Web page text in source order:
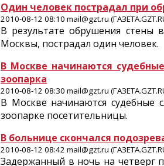
Один человек пострадал при
2010-08-12 08:10 mail@gzt.ru
В результате обрушения стены
Москвы, пострадал один человек.
В Москве начинаются
зоопарка
2010-08-12 08:30 mail@gzt.ru
В Москве начинаются судебные
зоопарке посетительницы.
В больнице скончался
2010-08-12 08:42 mail@gzt.ru
Задержанный в ночь на четверг